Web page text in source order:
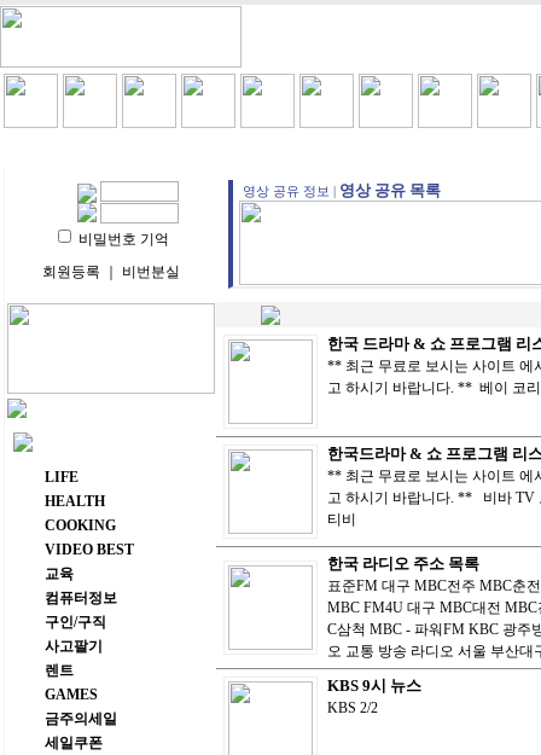
비밀번호 기억
회원등록
비번분실
주요 메뉴
LIFE
HEALTH
COOKING
VIDEO BEST
교육
컴퓨터정보
구인/구직
사고팔기
렌트
GAMES
금주의세일
세일쿠폰
영상 공유 정보 | 영상 공유 목록
한국 드라마 & 쇼 프로그램 리
** 최근 무료로 보시는 사이트 에
고 하시기 바랍니다. ** 베이 코
한국드라마 & 쇼 프로그램 리
** 최근 무료로 보시는 사이트 에
고 하시기 바랍니다. ** 비바 TV
티비
한국 라디오 주소 목록
표준FM 대구 MBC전주 MBC춘
MBC FM4U 대구 MBC대전
C삼척 MBC - 파워FM KBC 광주
오 교통 방송 라디오 서울 부산
KBS 9시 뉴스
KBS 2/2